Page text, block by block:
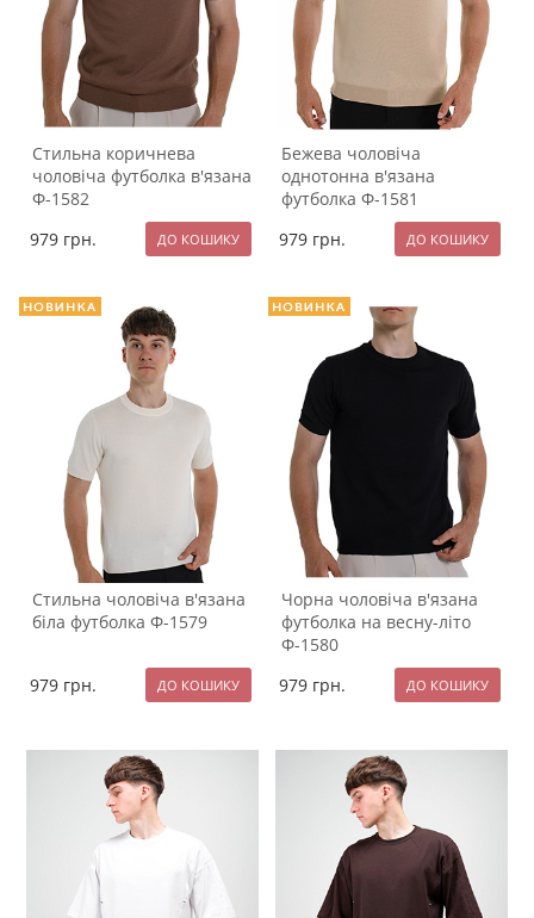
Стильна коричнева
чоловіча футболка в'язана
Ф-1582
979 грн.
Бежева чоловіча
однотонна в'язана
футболка Ф-1581
979 грн.
Стильна чоловіча в'язана
біла футболка Ф-1579
979 грн.
Чорна чоловіча в'язана
футболка на весну-літо
Ф-1580
979 грн.